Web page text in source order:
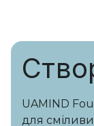
UAMIND
для